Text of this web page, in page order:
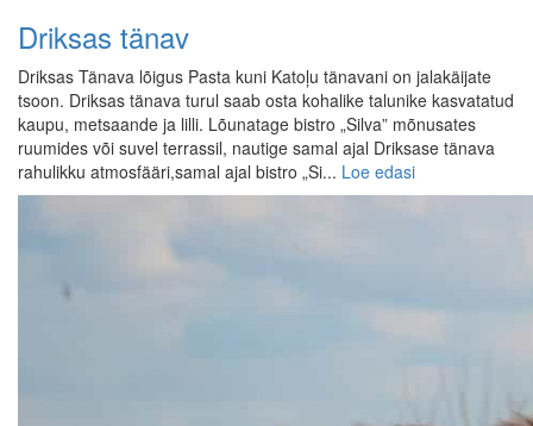
Driksas tänav
Driksas Tänava lõigus Pasta kuni Katoļu tänavani on jalakäijate
tsoon. Driksas tänava turul saab osta kohalike talunike kasvatatud
kaupu, metsaande ja lilli. Lõunatage bistro „Silva” mõnusates
ruumides või suvel terrassil, nautige samal ajal Driksase tänava
rahulikku atmosfääri,samal ajal bistro „Si... Loe edasi